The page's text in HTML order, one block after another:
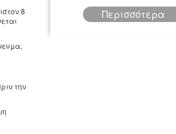
8
την
Περισσότερα